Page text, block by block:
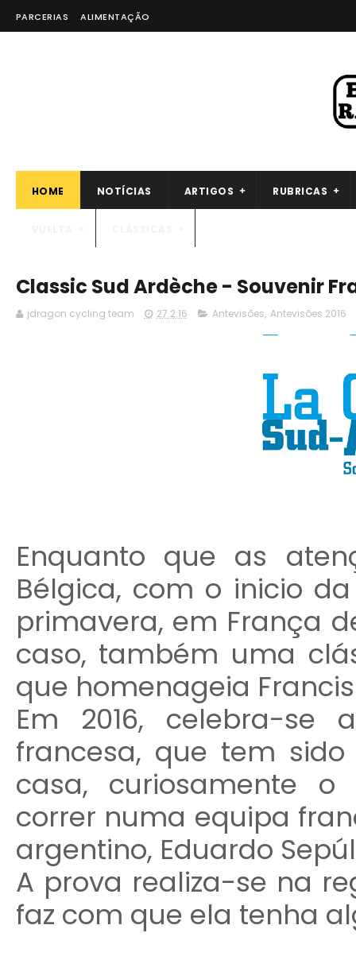
PARCERIAS ALIMENTAÇÃO
HOME NOTÍCIAS ARTIGOS RUBRICAS
Classic Sud Ardèche - Souvenir
jdragon cycling team 27.2.16 Antevisões, Antevisões 2016
Enquanto que as
Bélgica, com o inicio
primavera, em França
caso, também uma
que homenageia
Em 2016, celebra-se
francesa, que tem
casa, curiosamente
correr numa equipa
argentino, Eduardo
A prova realiza-se na
faz com que ela tenha